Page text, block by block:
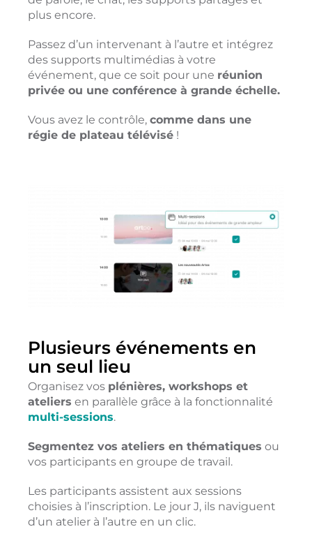
plus encore.
Passez d’un intervenant à l’autre et intégrez
des supports multimédias à votre
événement, que ce soit pour une réunion
privée ou une conférence à grande échelle.
Vous avez le contrôle, comme dans une
régie de plateau télévisé!
Plusieurs événements en
un seul lieu
Organisez vos plénières, workshops et
ateliers en parallèle grâce à la fonctionnalité
multi-sessions.
Segmentez vos ateliers en thématiques ou
vos participants en groupe de travail.
Les participants assistent aux sessions
choisies à l’inscription. Le jour J, ils naviguent
d’un atelier à l’autre en un clic.